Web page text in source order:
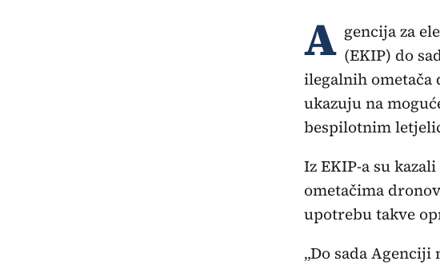
A gencija za
(EKIP) do
ilegalnih ometača
ukazuju na
bespilotnim
Iz EKIP-a su
ometačima
upotrebu takve
„Do sada